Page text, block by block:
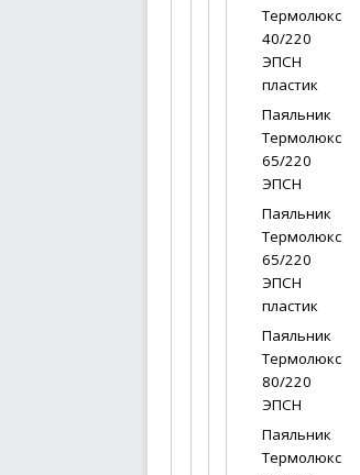
Термолюкс
40/220
ЭПСН
пластик
Паяльник
Термолюкс
65/220
ЭПСН
Паяльник
Термолюкс
65/220
ЭПСН
пластик
Паяльник
Термолюкс
80/220
ЭПСН
Паяльник
Термолюкс